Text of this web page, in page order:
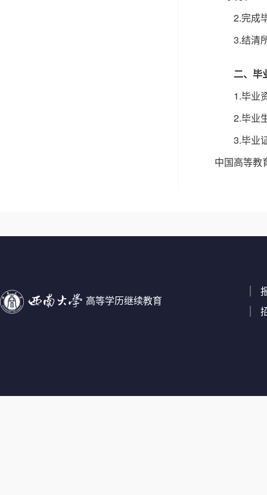
2.完成
3.结清
二、毕
1.毕业
2.毕业
3.毕业
中国高等教
高等学历继续教育